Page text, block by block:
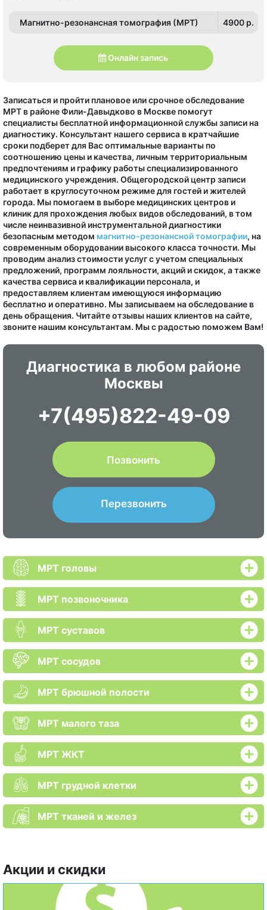
Магнитно-резонансная томография (МРТ) 4900 p.
Онлайн запись
Записаться и пройти плановое или срочное обследование
МРТ в районе Фили-Давыдково в Москве помогут
специалисты бесплатной информационной службы записи на
диагностику. Консультант нашего сервиса в кратчайшие
сроки подберет для Вас оптимальные варианты по
соотношению цены и качества, личным территориальным
предпочтениям и графику работы специализированного
медицинского учреждения. Общегородской центр записи
работает в круглосуточном режиме для гостей и жителей
города. Мы помогаем в выборе медицинских центров и
клиник для прохождения любых видов обследований, в том
числе неинвазивной инструментальной диагностики
безопасным методом магнитно-резонансной томографии, на
современным оборудовании высокого класса точности. Мы
проводим анализ стоимости услуг с учетом специальных
предложений, программ лояльности, акций и скидок, а также
качества сервиса и квалификации персонала, и
предоставляем клиентам имеющуюся информацию
бесплатно и оперативно. Мы записываем на обследование в
день обращения. Читайте отзывы наших клиентов на сайте,
звоните нашим консультантам. Мы с радостью поможем Вам!
Диагностика в любом районе
Москвы
+7(495)822-49-09
Позвонить
Перезвонить
МРТ головы
МРТ позвоночника
МРТ суставов
МРТ сосудов
МРТ брюшной полости
МРТ малого таза
МРТ ЖКТ
МРТ грудной клетки
МРТ тканей и желез
Акции и скидки